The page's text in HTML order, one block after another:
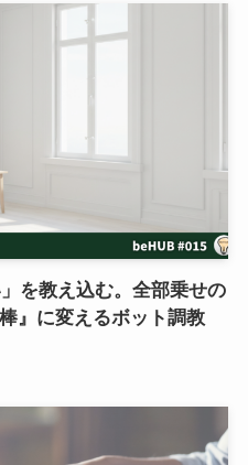
を教え込む。全部乗せの
』に変えるボット調教